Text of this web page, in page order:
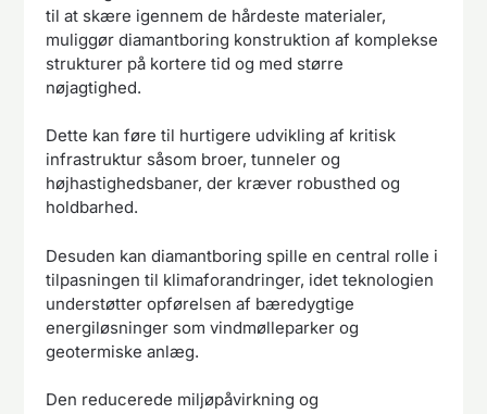
til at skære igennem de hårdeste materialer,
muliggør diamantboring konstruktion af komplekse
strukturer på kortere tid og med større
nøjagtighed.
Dette kan føre til hurtigere udvikling af kritisk
infrastruktur såsom broer, tunneler og
højhastighedsbaner, der kræver robusthed og
holdbarhed.
Desuden kan diamantboring spille en central rolle i
tilpasningen til klimaforandringer, idet teknologien
understøtter opførelsen af bæredygtige
energiløsninger som vindmølleparker og
geotermiske anlæg.
Den reducerede miljøpåvirkning og